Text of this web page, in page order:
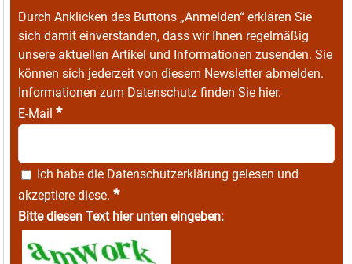
Durch Anklicken des Buttons „Anmelden“ erklären Sie
sich damit einverstanden, dass wir Ihnen regelmäßig
unsere aktuellen Artikel und Informationen zusenden. Sie
können sich jederzeit von diesem Newsletter abmelden.
Informationen zum Datenschutz finden Sie hier.
E-Mail *
Ich habe die Datenschutzerklärung gelesen und
akzeptiere diese. *
Bitte diesen Text hier unten eingeben: